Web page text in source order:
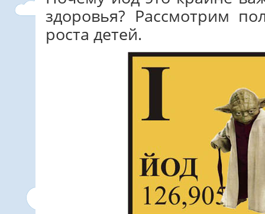
здоровья? Рассмотрим
роста детей.